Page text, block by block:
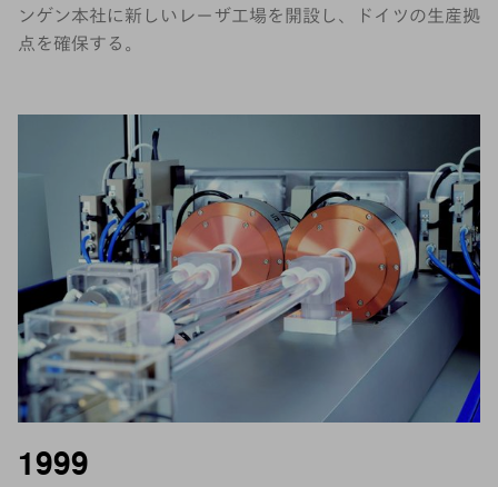
ンゲン本社に新しいレーザ工場を開設し、ドイツの生産拠
点を確保する。
1999